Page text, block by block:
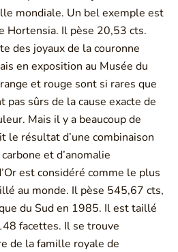
mondiale. Un bel exemple est
Hortensia. Il pèse 20,53 cts.
des joyaux de la couronne
en exposition au Musée du
et rouge sont si rares que
pas sûrs de la cause exacte de
Mais il y a beaucoup de
le résultat d’une combinaison
et d’anomalie
est considéré comme le plus
au monde. Il pèse 545,67 cts,
du Sud en 1985. Il est taillé
facettes. Il se trouve
de la famille royale de